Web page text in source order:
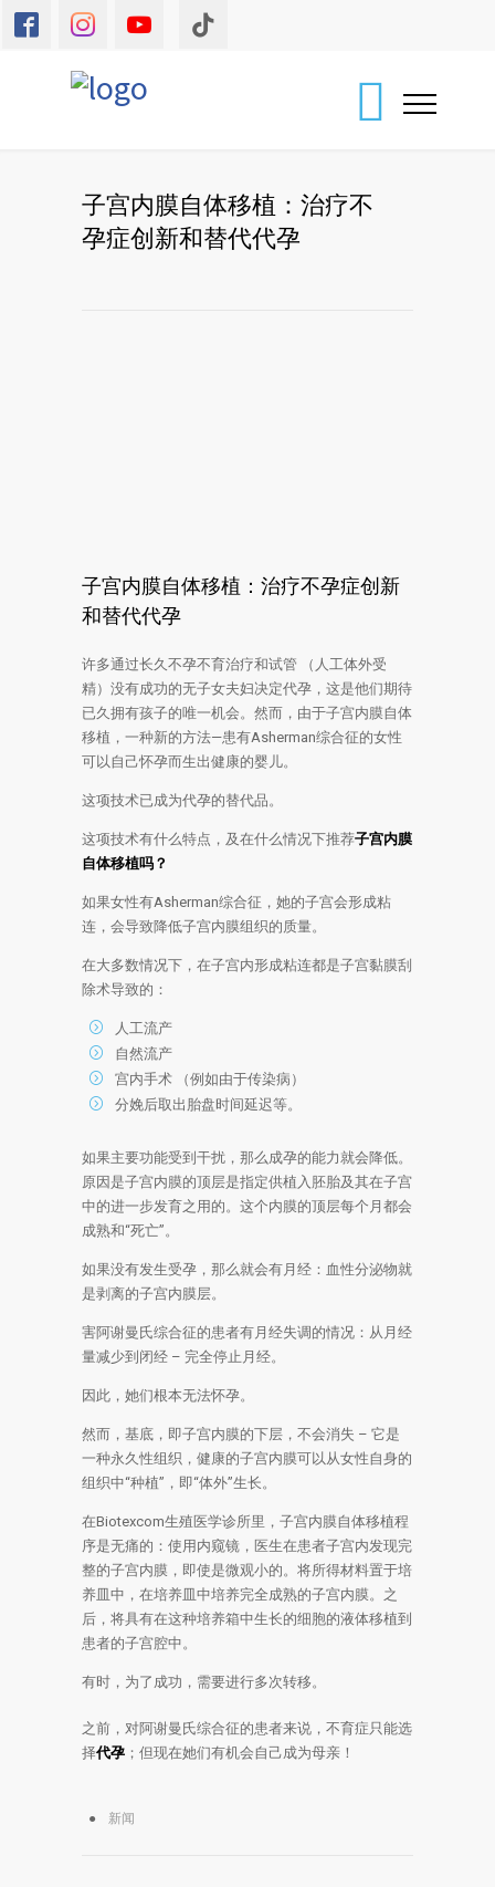
子宫内膜自体移植：治疗不
孕症创新和替代代孕
子宫内膜自体移植：治疗不孕症创新
和替代代孕
许多通过长久不孕不育治疗和试管 （人工体外受
精）没有成功的无子女夫妇决定代孕，这是他们期待
已久拥有孩子的唯一机会。然而，由于子宫内膜自体
移植，一种新的方法—患有Asherman综合征的女性
可以自己怀孕而生出健康的婴儿。
这项技术已成为代孕的替代品。
这项技术有什么特点，及在什么情况下推荐子宫内膜
自体移植吗？
如果女性有Asherman综合征，她的子宫会形成粘
连，会导致降低子宫内膜组织的质量。
在大多数情况下，在子宫内形成粘连都是子宫黏膜刮
除术导致的：
人工流产
自然流产
宫内手术 （例如由于传染病）
分娩后取出胎盘时间延迟等。
如果主要功能受到干扰，那么成孕的能力就会降低。
原因是子宫内膜的顶层是指定供植入胚胎及其在子宫
中的进一步发育之用的。这个内膜的顶层每个月都会
成熟和“死亡”。
如果没有发生受孕，那么就会有月经：血性分泌物就
是剥离的子宫内膜层。
害阿谢曼氏综合征的患者有月经失调的情况：从月经
量减少到闭经 – 完全停止月经。
因此，她们根本无法怀孕。
然而，基底，即子宫内膜的下层，不会消失 – 它是
一种永久性组织，健康的子宫内膜可以从女性自身的
组织中“种植”，即“体外”生长。
在Вiotexcom生殖医学诊所里，子宫内膜自体移植程
序是无痛的：使用内窥镜，医生在患者子宫内发现完
整的子宫内膜，即使是微观小的。将所得材料置于培
养皿中，在培养皿中培养完全成熟的子宫内膜。之
后，将具有在这种培养箱中生长的细胞的液体移植到
患者的子宫腔中。
有时，为了成功，需要进行多次转移。
之前，对阿谢曼氏综合征的患者来说，不育症只能选
择代孕 ；但现在她们有机会自己成为母亲！
新闻